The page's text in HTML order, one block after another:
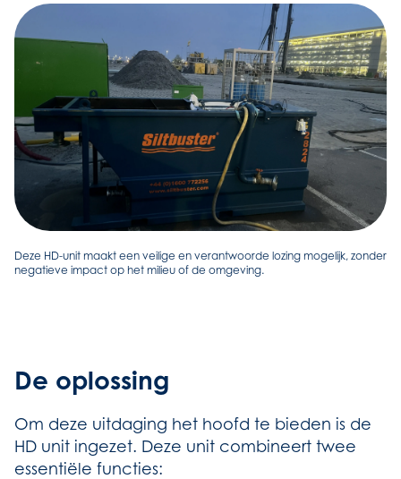
Deze HD-unit maakt een veilige en verantwoorde lozing mogelijk, zonder
negatieve impact op het milieu of de omgeving.
De oplossing
Om deze uitdaging het hoofd te bieden is de
HD unit ingezet. Deze unit combineert twee
essentiële functies: